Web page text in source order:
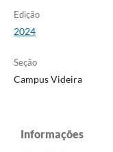
Edição
2024
Seção
Campus Videira
Informações